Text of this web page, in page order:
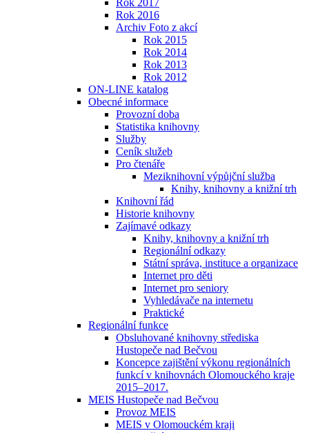
Rok 2017
Rok 2016
Archiv Foto z akcí
Rok 2015
Rok 2014
Rok 2013
Rok 2012
ON-LINE katalog
Obecné informace
Provozní doba
Statistika knihovny
Služby
Ceník služeb
Pro čtenáře
Meziknihovní výpůjční služba
Knihy, knihovny a knižní trh
Knihovní řád
Historie knihovny
Zajímavé odkazy
Knihy, knihovny a knižní trh
Regionální odkazy
Státní správa, instituce a organizace
Internet pro děti
Internet pro seniory
Vyhledávače na internetu
Praktické
Regionální funkce
Obsluhované knihovny střediska
Hustopeče nad Bečvou
Koncepce zajištění výkonu regionálních
funkcí v knihovnách Olomouckého kraje
2015–2017.
MEIS Hustopeče nad Bečvou
Provoz MEIS
MEIS v Olomouckém kraji